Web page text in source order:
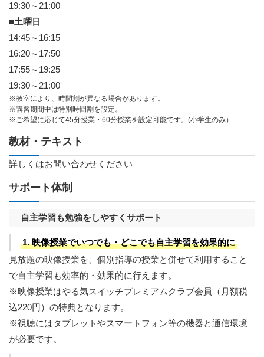
19:30～21:00
■土曜日
14:45～16:15
16:20～17:50
17:55～19:25
19:30～21:00
※教室により、時間割が異なる場合があります。
※講習期間中は特別時間割を設定。
※ご希望に応じて45分授業・60分授業を設定可能です。(小学生のみ）
教材・テキスト
詳しくはお問い合わせください
サポート体制
自主学習も勉強をしやすくサポート
1. 映像授業でいつでも・どこでも自主学習を効果的に
見放題の映像授業を、個別指導の授業と併せて利用すること
で自主学習も効率的・効果的に行えます。
※映像授業はやる気スイッチプレミアムクラブ会員（月額税
込220円）の特典となります。
※視聴にはタブレットやスマートフォン等の機器と通信環境
が必要です。